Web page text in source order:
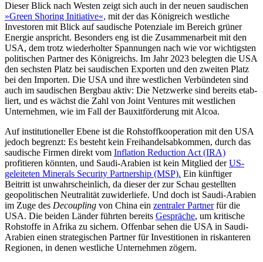
Dieser Blick nach Westen zeigt sich auch in der neuen saudischen
»Green Shoring Initiative«, mit der das Königreich westliche
Investoren mit Blick auf saudische Poten­ziale im Bereich grüner
Energie anspricht. Besonders eng ist die Zusammenarbeit mit den
USA, dem trotz wiederholter Span­nungen nach wie vor wichtigsten
poli­tischen Partner des Königreichs. Im Jahr 2023 belegten die USA
den sechsten Platz bei saudischen Exporten und den zweiten Platz
bei den Importen. Die USA und ihre westlichen Ver­bündeten sind
auch im saudischen Berg­bau aktiv: Die Netzwerke sind bereits etab­
liert, und es wächst die Zahl von Joint Ven­tures mit westlichen
Unternehmen, wie im Fall der Bauxitförderung mit Alcoa.
Auf institutioneller Ebene ist die Rohstoffkooperation mit den USA
jedoch begrenzt: Es besteht kein Freihandelsabkommen, durch das
saudische Firmen direkt vom Inflation Reduction Act (IRA)
profitieren könnten, und Saudi-Arabien ist kein Mitglied derUS-
geleiteten Minerals Security Partnership (MSP). Ein künftiger
Beitritt ist unwahrscheinlich, da dieser der zur Schau gestellten
geopolitischen Neutra­lität zuwiderliefe. Und doch ist Saudi-Arabien
im Zuge des Decoupling von China ein zentraler Partnerfür die
USA. Die beiden Länder führten bereits Gespräche, um kritische
Rohstoffe in Afrika zu sichern. Offenbar sehen die USA in Saudi-
Arabien einen strategischen Partner für Investitionen in riskanteren
Regionen, in denen westliche Unternehmen zögern.